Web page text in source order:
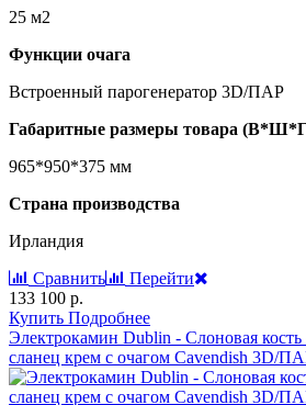
25 м2
Функции очага
Встроенный парогенератор 3D/ПАР
Габаритные размеры товара
965*950*375 мм
Страна производства
Ирландия
Сравнить
Перейти
133 100 р.
Купить Подробнее
Электрокамин Dublin - Слоновая
сланец крем с очагом Cavendish 3D/